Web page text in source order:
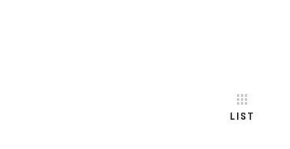
LIST